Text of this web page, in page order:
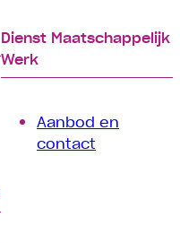
Dienst Maatschappelijk
Werk
Aanbod en
contact